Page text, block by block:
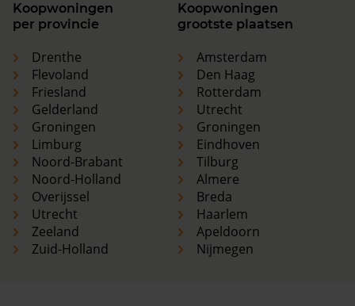
Koopwoningen
per provincie
Drenthe
Flevoland
Friesland
Gelderland
Groningen
Limburg
Noord-Brabant
Noord-Holland
Overijssel
Utrecht
Zeeland
Zuid-Holland
Koopwoningen
grootste plaatsen
Amsterdam
Den Haag
Rotterdam
Utrecht
Groningen
Eindhoven
Tilburg
Almere
Breda
Haarlem
Apeldoorn
Nijmegen